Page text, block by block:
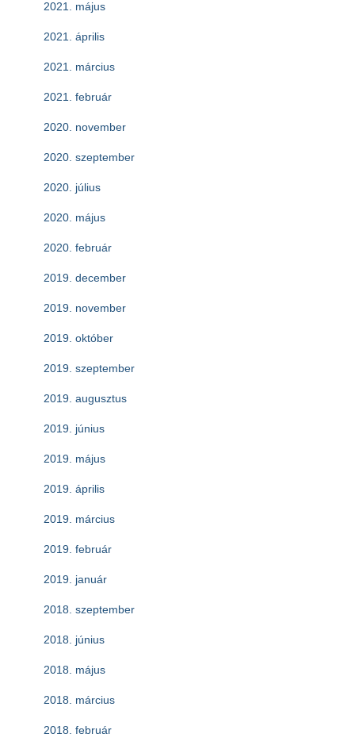
2021. május
2021. április
2021. március
2021. február
2020. november
2020. szeptember
2020. július
2020. május
2020. február
2019. december
2019. november
2019. október
2019. szeptember
2019. augusztus
2019. június
2019. május
2019. április
2019. március
2019. február
2019. január
2018. szeptember
2018. június
2018. május
2018. március
2018. február